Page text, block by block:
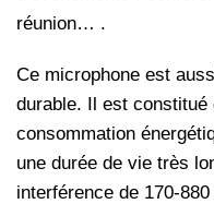
réunion… .
Ce microphone est
durable. Il est
consommation
une durée de vie très
interférence de 170-